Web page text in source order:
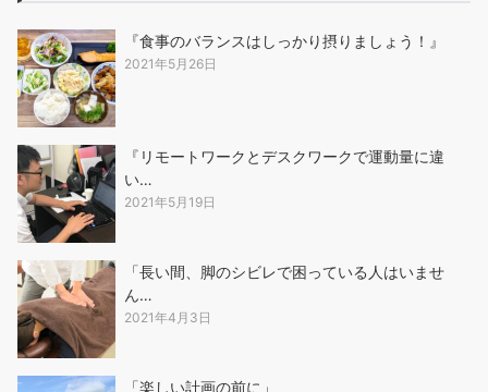
『食事のバランスはしっかり摂りましょう！』
2021年5月26日
『リモートワークとデスクワークで運動量に違
い…
2021年5月19日
「長い間、脚のシビレで困っている人はいませ
ん…
2021年4月3日
「楽しい計画の前に」